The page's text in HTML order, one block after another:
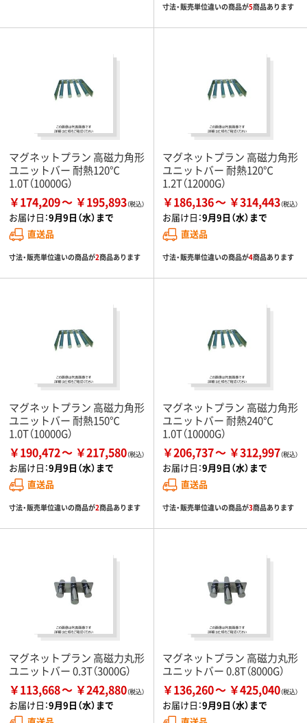
寸法・販売単位違いの商品が5商品あります
マグネットプラン 高磁力角形
ユニットバー 耐熱120℃
1.0T（10000G）
￥174,209 ￥195,893
お届け日：9月9日（水）まで
直送品
寸法・販売単位違いの商品が2商品あります
マグネットプラン 高磁力角形
ユニットバー 耐熱120℃
1.2T（12000G）
￥186,136 ￥314,443
お届け日：9月9日（水）まで
直送品
寸法・販売単位違いの商品が4商品あります
マグネットプラン 高磁力角形
ユニットバー 耐熱150℃
1.0T（10000G）
￥190,472 ￥217,580
お届け日：9月9日（水）まで
直送品
寸法・販売単位違いの商品が2商品あります
マグネットプラン 高磁力角形
ユニットバー 耐熱240℃
1.0T（10000G）
￥206,737 ￥312,997
お届け日：9月9日（水）まで
直送品
寸法・販売単位違いの商品が3商品あります
マグネットプラン 高磁力丸形
ユニットバー 0.3T（3000G）
￥113,668 ￥242,880
お届け日：9月9日（水）まで
マグネットプラン 高磁力丸形
ユニットバー 0.8T（8000G）
￥136,260 ￥425,040
お届け日：9月9日（水）まで